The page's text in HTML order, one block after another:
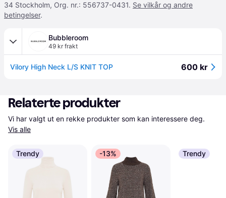
34 Stockholm, Org. nr.: 556737-0431. Se vilkår og andre
betingelser.
Bubbleroom
49 kr frakt
Vilory High Neck L/S KNIT TOP 600 kr
Relaterte produkter
Vis alle
Trendy -13% Trendy